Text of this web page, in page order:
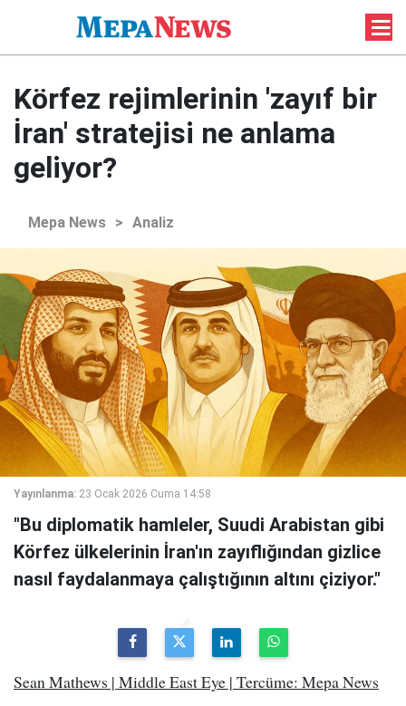
Körfez rejimlerinin 'zayıf bir
İran' stratejisi ne anlama
geliyor?
Mepa News > Analiz
Yayınlanma: 23 Ocak 2026 Cuma 14:58
"Bu diplomatik hamleler, Suudi Arabistan gibi
Körfez ülkelerinin İran'ın zayıflığından gizlice
nasıl faydalanmaya çalıştığının altını çiziyor."
Sean Mathews | Middle East Eye | Tercüme: Mepa News